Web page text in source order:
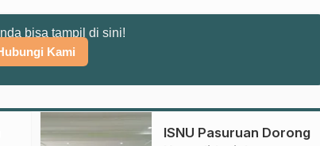
bisa tampil di sini!
Kami
ISNU Pasuruan Dorong